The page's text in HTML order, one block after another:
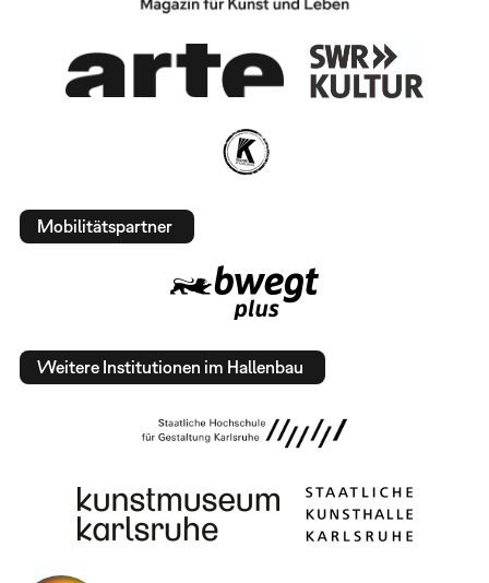
Mobilitätspartner
Weitere Institutionen im Hallenbau